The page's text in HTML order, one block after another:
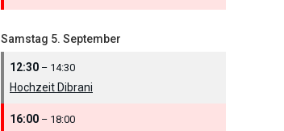
Samstag 5. September
12:30 – 14:30
Hochzeit Dibrani
16:00 – 18:00